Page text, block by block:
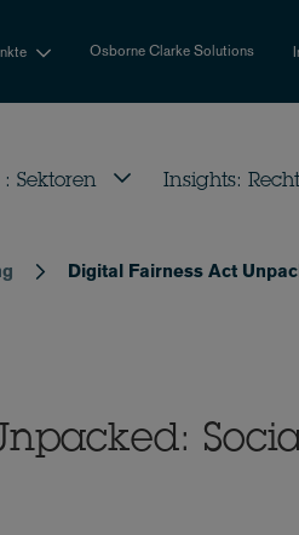
Osborne Clarke Solutions
Sektoren Insights:
Digital Fairness Act